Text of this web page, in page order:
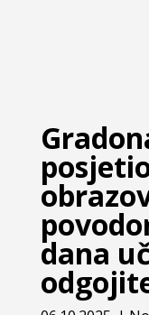
dana